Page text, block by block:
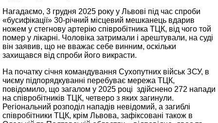
Нагадаємо, 3 грудня 2025 року у Львові під час спроби
«бусифікації» 30-річний місцевий мешканець вдарив
ножем у стегнову артерію співробітника ТЦК, від чого той
помер у лікарні. Чоловіка затримали і арештували, на суді
він заявив, що не вважає себе винним, оскільки
захищався від спроби його викрасти.
На початку січня командування Сухопутних військ ЗСУ, в
чиєму підпорядкуванні перебуває мережа ТЦК,
повідомило, що загалом у 2025 році здійснено 272 напади
на співробітників ТЦК, четверо з яких загинули.
Регіональний розподіл нападів невідомий, а загиблі
співробітники ТЦК, крім Львова, зафіксовані також в